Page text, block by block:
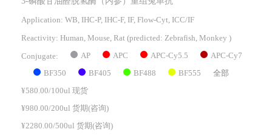
Application: WB, IHC-P, IHC-F, IF, Flow-Cyt, ICC/IF
Reactivity: Human, Mouse, Rat (predicted: Zebrafish, Monkey )
Conjugate: AP APC APC-Cy5.5 APC-Cy7
BF350 BF405 BF488 BF555 全部
¥580.00/100ul 现货
¥980.00/200ul 货期(咨询)
¥2280.00/500ul 货期(咨询)